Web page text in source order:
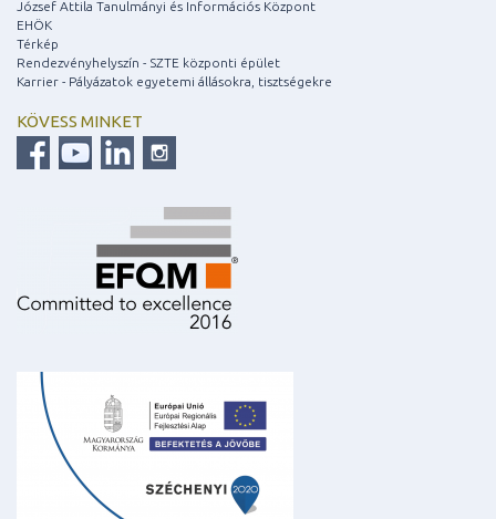
József Attila Tanulmányi és Információs Központ
EHÖK
Térkép
Rendezvényhelyszín - SZTE központi épület
Karrier - Pályázatok egyetemi állásokra, tisztségekre
KÖVESS MINKET